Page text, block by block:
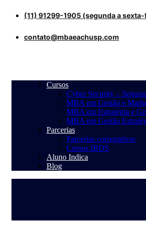
(11) 91299-1905 (segunda a
contato@mbaeachusp.com
Cursos
Cyber Security –
MBA em Gestão e
MBA em Estratégia e
MBA em Gestão
Parcerias
Parcerias corporativas
Cursos IBDS
Aluno Indica
Blog